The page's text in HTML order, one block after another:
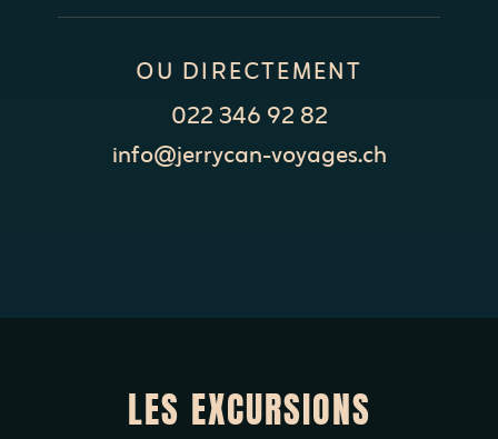
OU DIRECTEMENT
022 346 92 82
info@jerrycan-voyages.ch
LES EXCURSIONS